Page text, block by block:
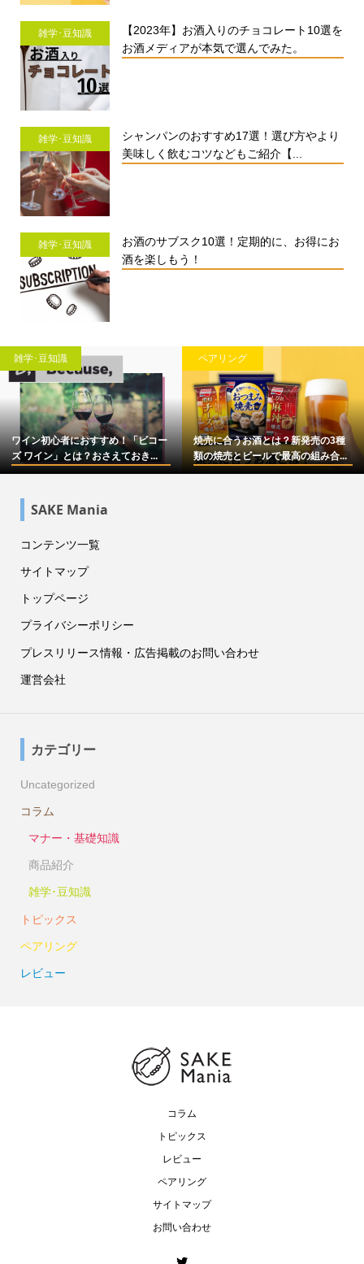
雑学･豆知識
【2023年】お酒入りのチョコレート10選を
お酒メディアが本気で選んでみた。
雑学･豆知識
シャンパンのおすすめ17選！選び方やより
美味しく飲むコツなどもご紹介【...
雑学･豆知識
お酒のサブスク10選！定期的に、お得にお
酒を楽しもう！
雑学･豆知識
ワイン初心者におすすめ！「ビコー
ズ ワイン」とは？おさえておき...
ペアリング
焼売に合うお酒とは？新発売の3種
類の焼売とビールで最高の組み合...
SAKE Mania
コンテンツ一覧
サイトマップ
トップページ
プライバシーポリシー
プレスリリース情報・広告掲載のお問い合わせ
運営会社
カテゴリー
Uncategorized
コラム
マナー・基礎知識
商品紹介
雑学･豆知識
トピックス
ペアリング
レビュー
コラム
トピックス
レビュー
ペアリング
サイトマップ
お問い合わせ